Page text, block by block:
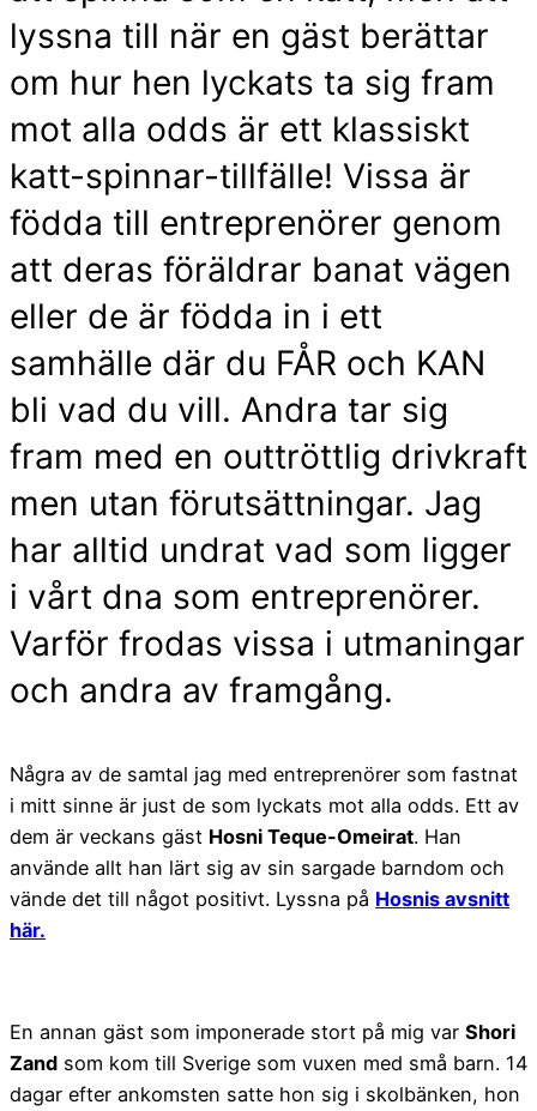
lyssna till när en gäst berättar
om hur hen lyckats ta sig fram
mot alla odds är ett klassiskt
katt-spinnar-tillfälle! Vissa är
födda till entreprenörer genom
att deras föräldrar banat vägen
eller de är födda in i ett
samhälle där du FÅR och KAN
bli vad du vill. Andra tar sig
fram med en outtröttlig drivkraft
men utan förutsättningar. Jag
har alltid undrat vad som ligger
i vårt dna som entreprenörer.
Varför frodas vissa i utmaningar
och andra av framgång.
Några av de samtal jag med entreprenörer som fastnat
i mitt sinne är just de som lyckats mot alla odds. Ett av
dem är veckans gäst Hosni Teque-Omeirat. Han
använde allt han lärt sig av sin sargade barndom och
vände det till något positivt. Lyssna på Hosnis avsnitt
här.
En annan gäst som imponerade stort på mig var Shori
Zand som kom till Sverige som vuxen med små barn. 14
dagar efter ankomsten satte hon sig i skolbänken, hon